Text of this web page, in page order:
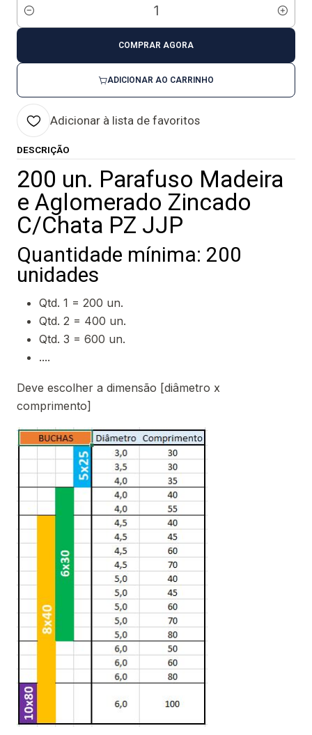
Quantidade
ADICIONAR AO CARRINHO
COMPRAR AGORA
Adicionar à lista de favoritos
DESCRIÇÃO
200 un. Parafuso Madeira
e Aglomerado Zincado
C/Chata PZ JJP
Quantidade mínima: 200
unidades
Qtd. 1 = 200 un.
Qtd. 2 = 400 un.
Qtd. 3 = 600 un.
....
Deve escolher a dimensão [diâmetro x
comprimento]